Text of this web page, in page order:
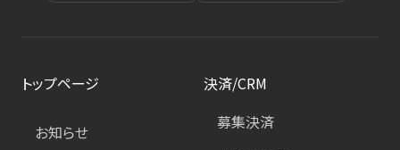
トップページ
お知らせ
決済/CRM
募集決済